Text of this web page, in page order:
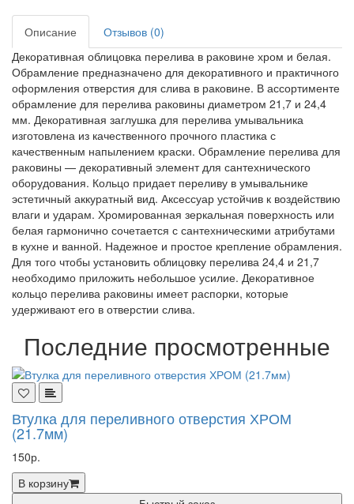
Описание
Отзывов (0)
Декоративная облицовка перелива в раковине хром и белая.
Обрамление предназначено для декоративного и практичного
оформления отверстия для слива в раковине. В ассортименте
обрамление для перелива раковины диаметром 21,7 и 24,4
мм. Декоративная заглушка для перелива умывальника
изготовлена из качественного прочного пластика с
качественным напылением краски. Обрамление перелива для
раковины — декоративный элемент для сантехнического
оборудования. Кольцо придает переливу в умывальнике
эстетичный аккуратный вид. Аксессуар устойчив к воздействию
влаги и ударам. Хромированная зеркальная поверхность или
белая гармонично сочетается с сантехническими атрибутами
в кухне и ванной. Надежное и простое крепление обрамления.
Для того чтобы установить облицовку перелива 24,4 и 21,7
необходимо приложить небольшое усилие. Декоративное
кольцо перелива раковины имеет распорки, которые
удерживают его в отверстии слива.
Последние просмотренные
Втулка для переливного отверстия ХРОМ
(21.7мм)
150р.
В корзину